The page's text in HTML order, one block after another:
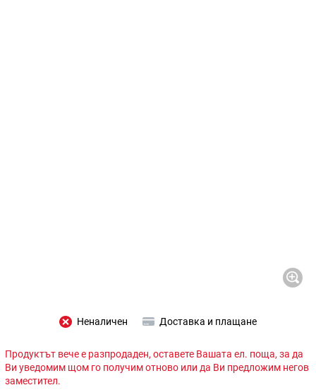
Неналичен Доставка и плащане
Продуктът вече е разпродаден, оставете Вашата ел. поща, за да
Ви уведомим щом го получим отново или да Ви предложим негов
заместител.